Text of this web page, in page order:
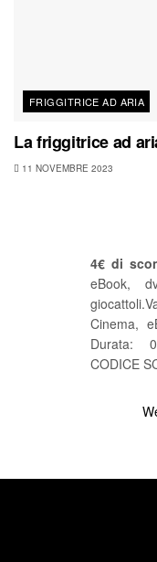
FRIGGITRICE AD ARIA
La friggitrice ad
11 NOVEMBRE 2023
4€ di
eBook,
Cinema,
Durata:
CODICE